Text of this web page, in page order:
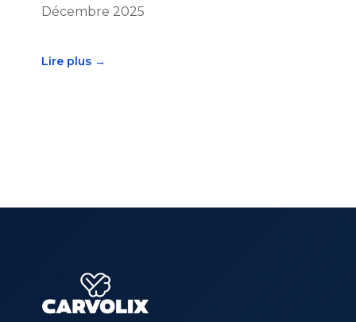
Décembre 2025
Lire plus →